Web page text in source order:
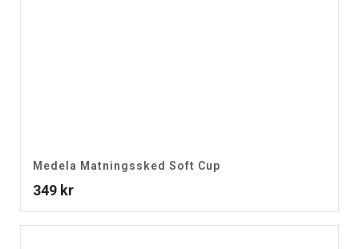
Medela Matningssked Soft Cup
349 kr